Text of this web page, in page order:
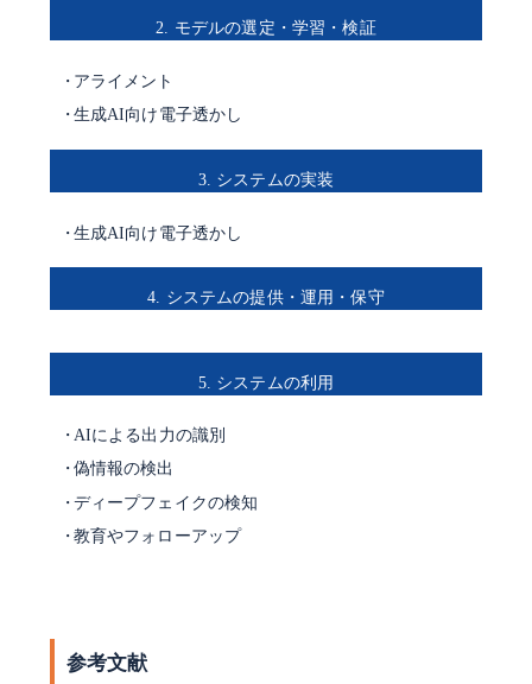
2. モデルの選定・学習・検証
アライメント
生成AI向け電子透かし
3. システムの実装
生成AI向け電子透かし
4. システムの提供・運用・保守
5. システムの利用
AIによる出力の識別
偽情報の検出
ディープフェイクの検知
教育やフォローアップ
参考文献